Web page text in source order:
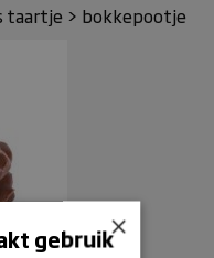
taartje > bokkepootje
×
gebruik